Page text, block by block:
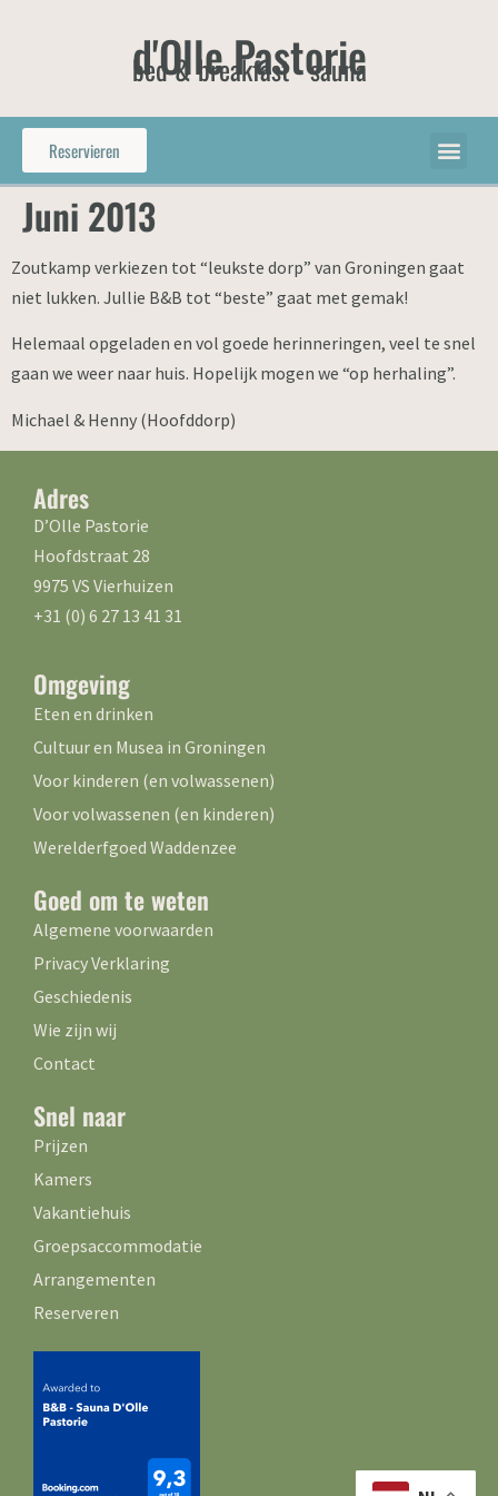
d'Olle Pastorie
bed & breakfast - sauna
Reservieren
Juni 2013
Zoutkamp verkiezen tot “leukste dorp” van Groningen gaat
niet lukken. Jullie B&B tot “beste” gaat met gemak!
Helemaal opgeladen en vol goede herinneringen, veel te snel
gaan we weer naar huis. Hopelijk mogen we “op herhaling”.
Michael & Henny (Hoofddorp)
Adres
D’Olle Pastorie
Hoofdstraat 28
9975 VS Vierhuizen
+31 (0) 6 27 13 41 31
Omgeving
Eten en drinken
Cultuur en Musea in Groningen
Voor kinderen (en volwassenen)
Voor volwassenen (en kinderen)
Werelderfgoed Waddenzee
Goed om te weten
Algemene voorwaarden
Privacy Verklaring
Geschiedenis
Wie zijn wij
Contact
Snel naar
Prijzen
Kamers
Vakantiehuis
Groepsaccommodatie
Arrangementen
Reserveren